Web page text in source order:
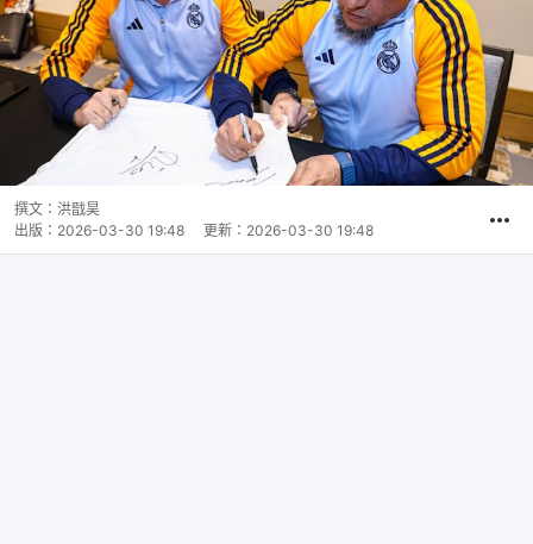
撰文： 洪戩昊
出版： 2026-03-30 19:48 更新： 2026-03-30 19:48